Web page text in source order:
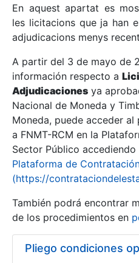
Mostra/Amaga
Mostra/Amaga
Mostra/Amaga
En aquest apartat es
les licitacions que ja han
adjudicacions menys
A partir del 3 de mayo de
información respecto a
Adjudicaciones ya
Nacional de Moneda y
Moneda, puede acceder
a FNMT-RCM en la
Sector Público
Plataforma de
(https://
También podrá encontrar
de los procedimientos en